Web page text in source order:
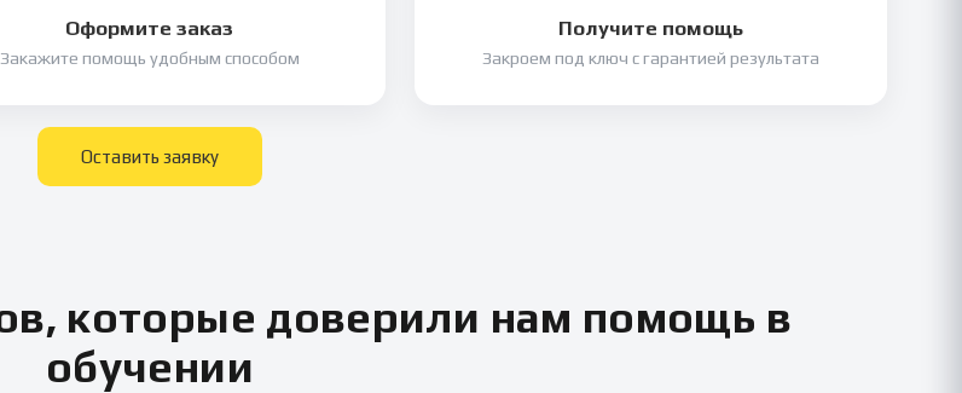
Оформите заказ
Закажите помощь удобным способом
Получите помощь
Закроем под ключ с гарантией результата
Оставить заявку
которые доверили нам помощь в
обучении